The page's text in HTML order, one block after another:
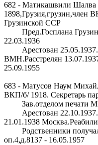
682 - Матикашвили
1898,Грузия,грузин,член
Грузинской ССР
Пред.Госплана
22.03.1936
Арестован
ВМН.Расстрелян
25.09.1955
683 - Матусов Наум
ВКП/б/ 1918. Секретарь
Зав.отделом печати
Арестован
21.01.1938
Родственники
оп.4,д.8137 - 16.05.1957